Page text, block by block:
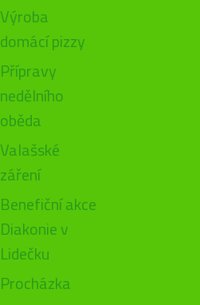
Výroba
domácí pizzy
Přípravy
nedělního
oběda
Valašské
záření
Benefiční akce
Diakonie v
Lidečku
Procházka